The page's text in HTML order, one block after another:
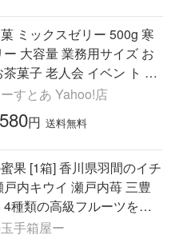
ミックスゼリー 500g 寒
ー 大容量 業務用サイズ お
茶菓子 老人会 イベン ト ロ
ー フルーティー フレーバ
すとあ Yahoo!店
円 送料無料
羽間のイチ
戸内キウイ 瀬戸内苺 三豊
4種類の高級フルーツを贅
込めた 寒天ゼリーグミ 送
手箱屋ー